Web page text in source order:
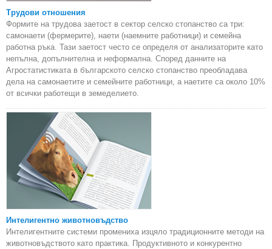
Трудови отношения
Формите на трудова заетост в сектор селско стопанство са три:
самонаети (фермерите), наети (наемните работници) и семейна
работна ръка. Тази заетост често се определя от анализаторите като
непълна, допълнителна и неформална. Според данните на
Агростатистиката в българското селско стопанство преобладава
дела на самонаетите и семейните работници, а наетите са около 10%
от всички работещи в земеделието.
Интелигентно животновъдство
Интелигентните системи промениха изцяло традиционните методи на
животновъдството като практика. Продуктивното и конкурентно